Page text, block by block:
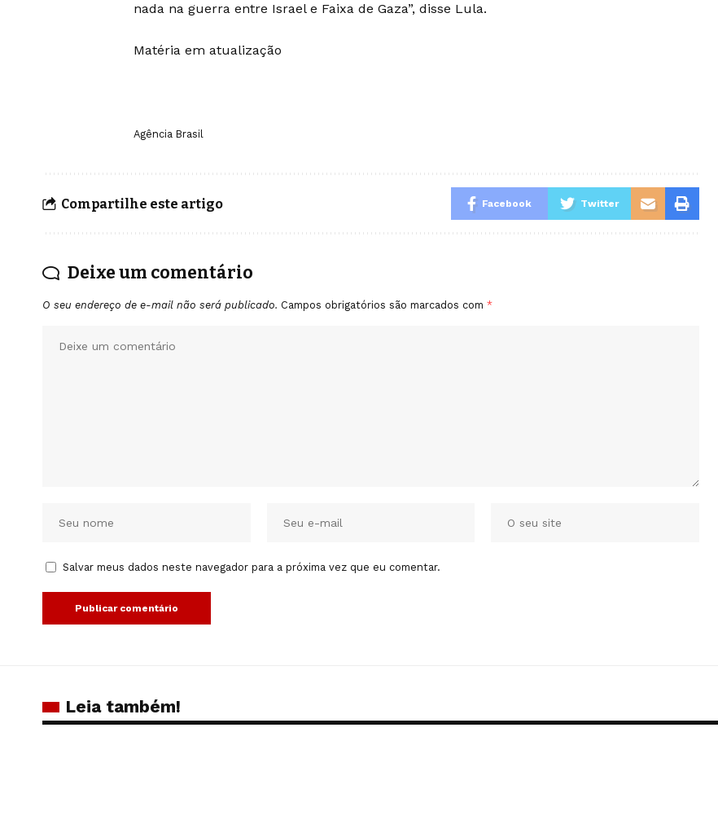
nada na guerra entre Israel e Faixa de Gaza”, disse Lula.
Matéria em atualização
Agência Brasil
Compartilhe este artigo Facebook Twitter
Deixe um comentário
O seu endereço de e-mail não será publicado. Campos obrigatórios são marcados com *
Salvar meus dados neste navegador para a próxima vez que eu comentar.
Leia também!